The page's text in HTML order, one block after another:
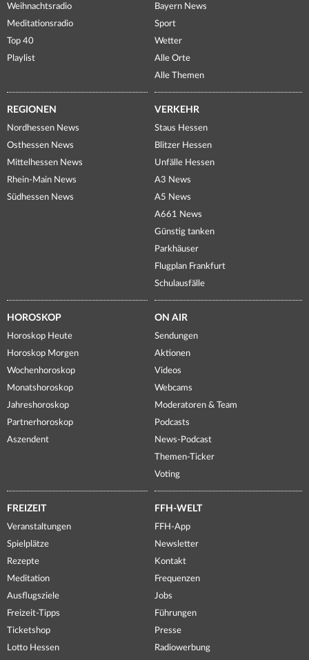
Weihnachtsradio
Meditationsradio
Top 40
Playlist
Bayern News
Sport
Wetter
Alle Orte
Alle Themen
REGIONEN
Nordhessen News
Osthessen News
Mittelhessen News
Rhein-Main News
Südhessen News
VERKEHR
Staus Hessen
Blitzer Hessen
Unfälle Hessen
A3 News
A5 News
A661 News
Günstig tanken
Parkhäuser
Flugplan Frankfurt
Schulausfälle
HOROSKOP
Horoskop Heute
Horoskop Morgen
Wochenhoroskop
Monatshoroskop
Jahreshoroskop
Partnerhoroskop
Aszendent
ON AIR
Sendungen
Aktionen
Videos
Webcams
Moderatoren & Team
Podcasts
News-Podcast
Themen-Ticker
Voting
FREIZEIT
Veranstaltungen
Spielplätze
Rezepte
Meditation
Ausflugsziele
Freizeit-Tipps
Ticketshop
Lotto Hessen
FFH-WELT
FFH-App
Newsletter
Kontakt
Frequenzen
Jobs
Führungen
Presse
Radiowerbung